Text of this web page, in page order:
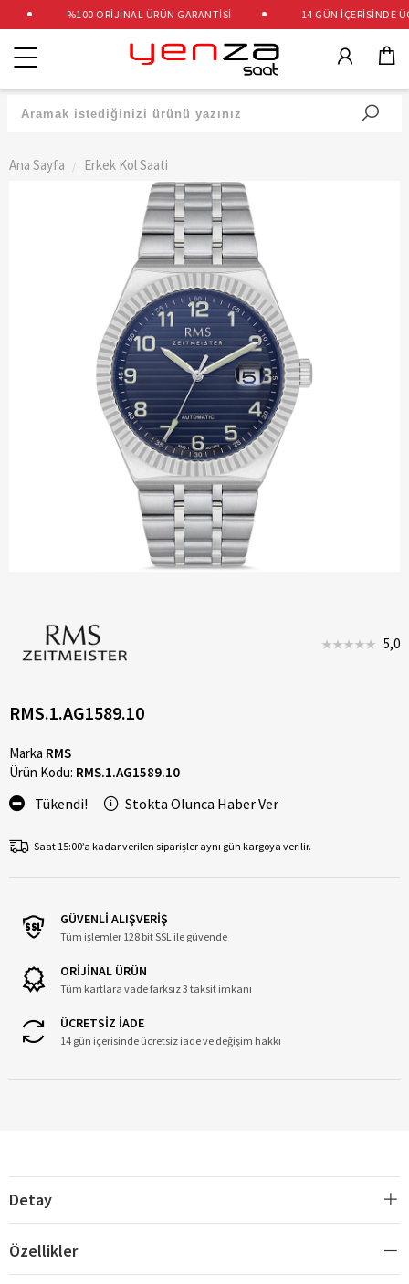
%100 ORİJİNAL ÜRÜN GARANTİSİ 14 GÜN İÇERİSİNDE
Kategoriler
Ana Sayfa Erkek Kol Saati
5,0
RMS.1.AG1589.10
Marka RMS
Ürün Kodu: RMS.1.AG1589.10
Tükendi! Stokta Olunca Haber Ver
Saat 15:00’a kadar verilen siparişler aynı gün kargoya verilir.
GÜVENLİ ALIŞVERİŞ
Tüm işlemler 128 bit SSL ile güvende
ORİJİNAL ÜRÜN
Tüm kartlara vade farksız 3 taksit imkanı
ÜCRETSİZ İADE
14 gün içerisinde ücretsiz iade ve değişim hakkı
Detay
Özellikler